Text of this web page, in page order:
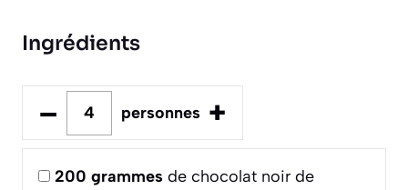
Ingrédients
– personnes +
200 grammes de chocolat noir de